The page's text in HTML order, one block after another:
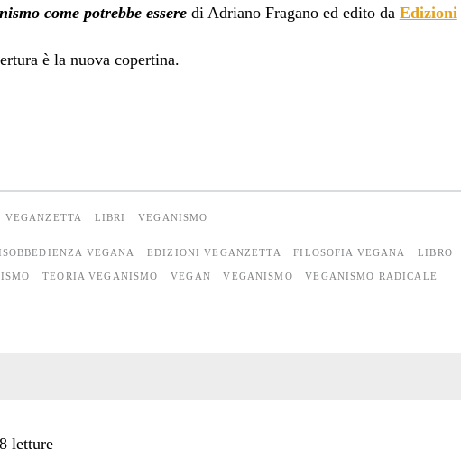
come potrebbe esseredi Adriano Fragano ed edito da Edizioni
è la nuova copertina.
LIBRI VEGANISMO
VEGANA EDIZIONI VEGANZETTA FILOSOFIA VEGANA LIBRO
TEORIA VEGANISMO VEGAN VEGANISMO VEGANISMO RADICALE
letture